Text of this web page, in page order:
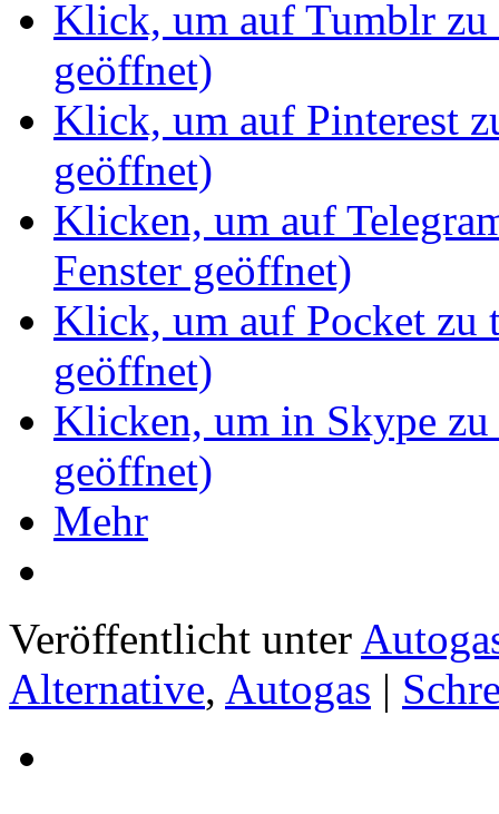
Klick, um auf Tumblr zu
geöffnet)
Klick, um auf Pinterest
geöffnet)
Klicken, um auf
Fenster geöffnet)
Klick, um auf Pocket zu
geöffnet)
Klicken, um in Skype
geöffnet)
Mehr
Veröffentlicht unter
Alternative, Autogas |